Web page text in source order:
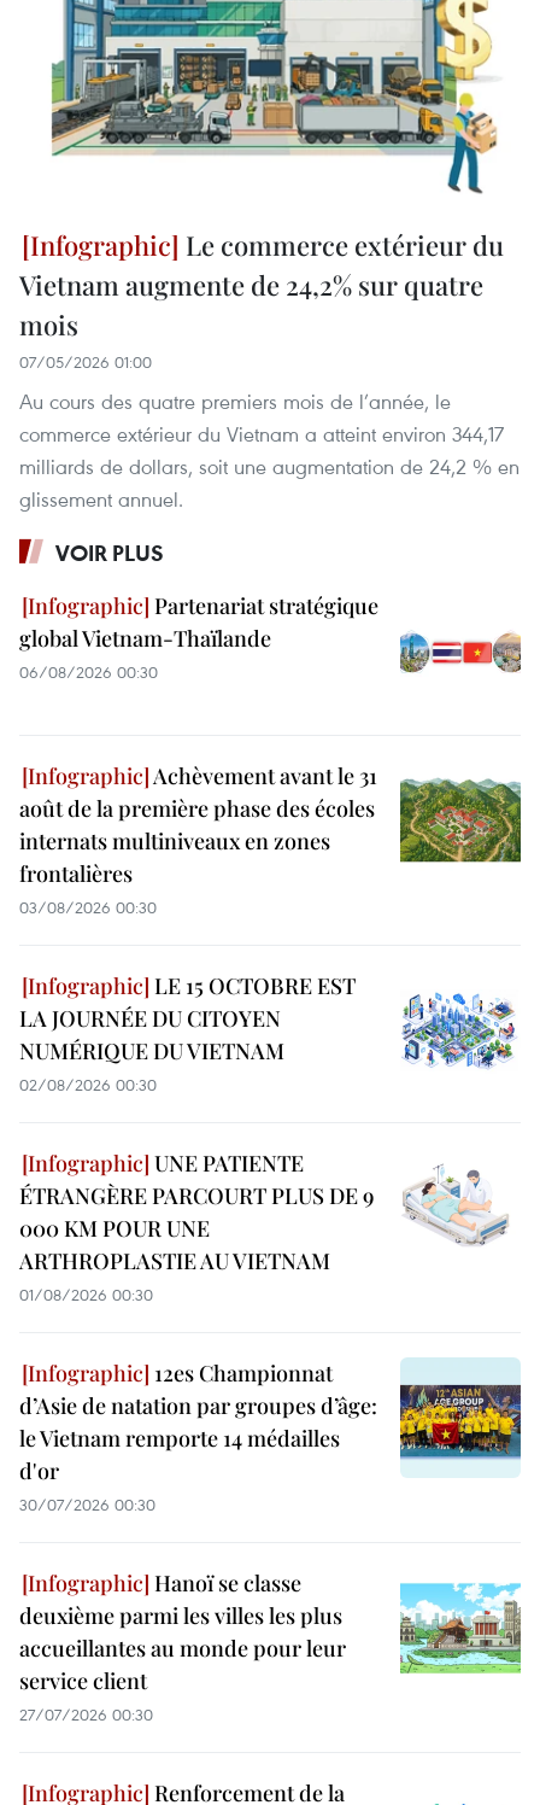
Le commerce extérieur du
Vietnam augmente de 24,2% sur quatre
mois
07/05/2026 01:00
Au cours des quatre premiers mois de l’année, le
commerce extérieur du Vietnam a atteint environ 344,17
milliards de dollars, soit une augmentation de 24,2 % en
glissement annuel.
VOIR PLUS
Partenariat stratégique
global Vietnam-Thaïlande
06/08/2026 00:30
Achèvement avant le 31
août de la première phase des écoles
internats multiniveaux en zones
frontalières
03/08/2026 00:30
LE 15 OCTOBRE EST
LA JOURNÉE DU CITOYEN
NUMÉRIQUE DU VIETNAM
02/08/2026 00:30
UNE PATIENTE
ÉTRANGÈRE PARCOURT PLUS DE 9
000 KM POUR UNE
ARTHROPLASTIE AU VIETNAM
01/08/2026 00:30
12es Championnat
d’Asie de natation par groupes d’âge:
le Vietnam remporte 14 médailles
d'or
30/07/2026 00:30
Hanoï se classe
deuxième parmi les villes les plus
accueillantes au monde pour leur
service client
27/07/2026 00:30
Renforcement de la